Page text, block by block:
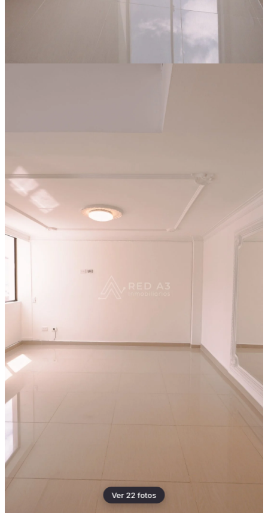
Ver 22 fotos